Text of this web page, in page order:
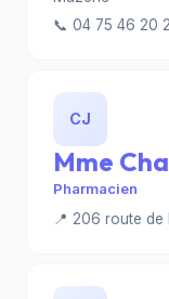
📞 04 75 46 20
CJ
Mme
Pharmacien
📍 206 route de